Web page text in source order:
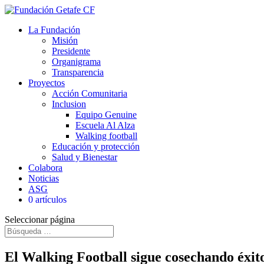
La Fundación
Misión
Presidente
Organigrama
Transparencia
Proyectos
Acción Comunitaria
Inclusion
Equipo Genuine
Escuela Al Alza
Walking football
Educación y protección
Salud y Bienestar
Colabora
Noticias
ASG
0 artículos
Seleccionar página
El Walking Football sigue cosechando